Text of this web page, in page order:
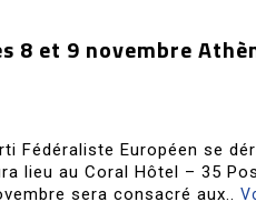
8 et 9 novembre
Fédéraliste Européen se
lieu au Coral Hôtel – 35
sera consacré aux..